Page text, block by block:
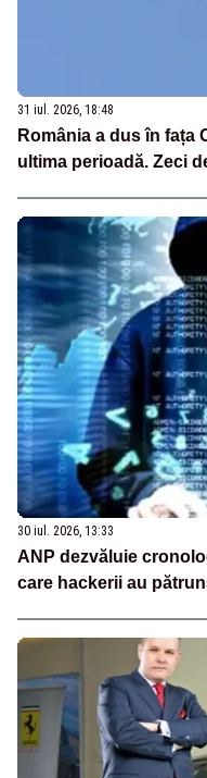
31 iul. 2026, 18:48
România a dus în fața
ultima perioadă. Zeci
30 iul. 2026, 13:33
ANP dezvăluie
care hackerii au